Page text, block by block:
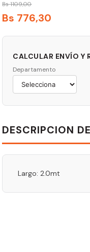
Bs 1109,00
Bs 776,30
CALCULAR ENVÍO Y
Departamento
DESCRIPCION
Largo: 2.0mt